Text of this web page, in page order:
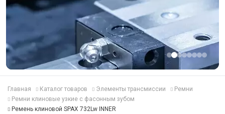
Главная Каталог товаров Элементы трансмиссии
Ремни
Ремни клиновые узкие с фасонным зубом
Ремень клиновой SPAX 732Lw INNER